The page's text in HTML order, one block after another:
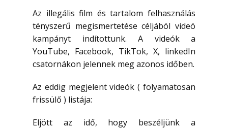
Az illegális film és tartalom felhasználás
tényszerű megismertetése céljából videó
kampányt indítottunk. A videók a
YouTube, Facebook, TikTok, X, linkedIn
csatornákon jelennek meg azonos időben.
Az eddig megjelent videók ( folyamatosan
frissülő ) listája:
Eljött az idő, hogy beszéljünk a